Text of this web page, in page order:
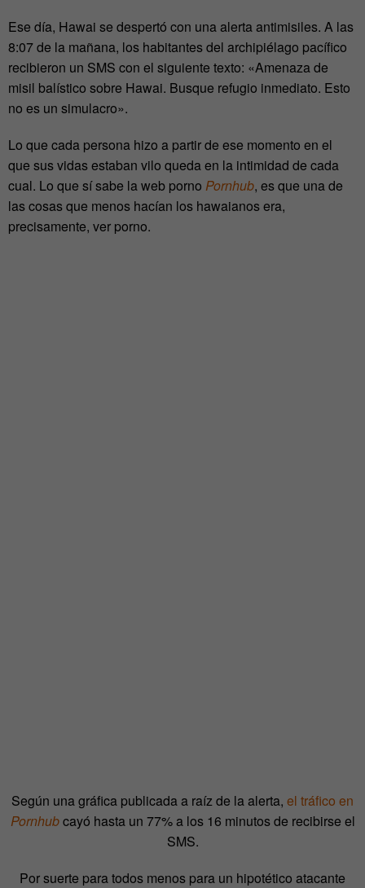
Ese día, Hawai se despertó con una alerta antimisiles. A las
8:07 de la mañana, los habitantes del archipiélago pacífico
recibieron un SMS con el siguiente texto: «Amenaza de
misil balístico sobre Hawai. Busque refugio inmediato. Esto
no es un simulacro».
Lo que cada persona hizo a partir de ese momento en el
que sus vidas estaban vilo queda en la intimidad de cada
cual. Lo que sí sabe la web porno Pornhub, es que una de
las cosas que menos hacían los hawaianos era,
precisamente, ver porno.
Según una gráfica publicada a raíz de la alerta, el tráfico en
Pornhubcayó hasta un 77% a los 16 minutos de recibirse el
SMS.
Por suerte para todos menos para un hipotético atacante